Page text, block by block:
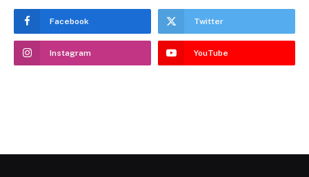
Facebook Twitter
Instagram YouTube